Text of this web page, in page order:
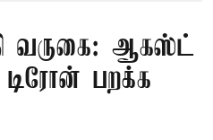
வருகை: ஆகஸ்ட்
டிரோன் பறக்க